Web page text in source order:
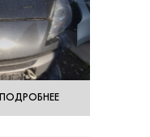
ПОДРОБНЕЕ